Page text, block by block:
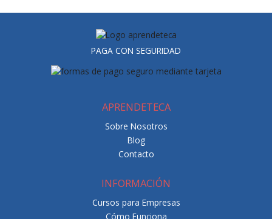
PAGA CON SEGURIDAD
APRENDETECA
Sobre Nosotros
Blog
Contacto
INFORMACIÓN
Cursos para Empresas
Cómo Funciona